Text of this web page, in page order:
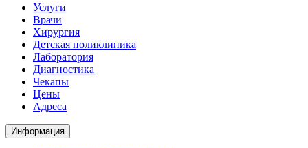
Услуги
Врачи
Хирургия
Детская поликлиника
Лаборатория
Диагностика
Чекапы
Цены
Адреса
Информация